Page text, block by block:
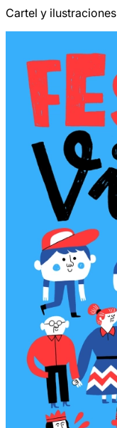
Cartel y